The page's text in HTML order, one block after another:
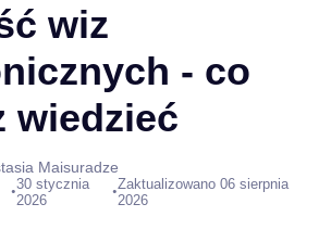
wiz
- co
wiedzieć
Maisuradze
•30 stycznia
2026
•Zaktualizowano 06 sierpnia
2026